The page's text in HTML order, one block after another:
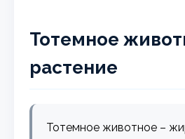
Тотемное
растение
Тотемное животное –